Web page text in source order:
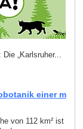
„Karlsruher...
einer m
von 112 km² ist